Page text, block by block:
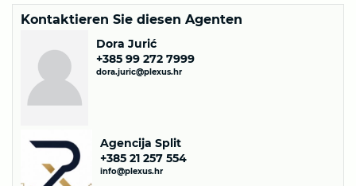
Kontaktieren Sie diesen Agenten
Dora Jurić
+385 99 272 7999
dora.juric@plexus.hr
Agencija Split
+385 21 257 554
info@plexus.hr